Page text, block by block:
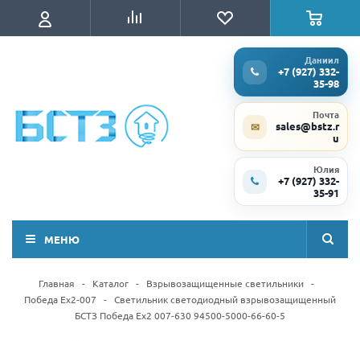
Даниил
+7 (927) 332-
35-98
✉
Почта
sales@bstz.r
u
Юлия
+7 (927) 332-
35-91
МЕНЮ
Главная - Каталог - Взрывозащищенные светильники -
Победа Ex2-007
- Светильник светодиодный взрывозащищенный
БСТЗ Победа Ex2 007-630 94500-5000-66-60-5